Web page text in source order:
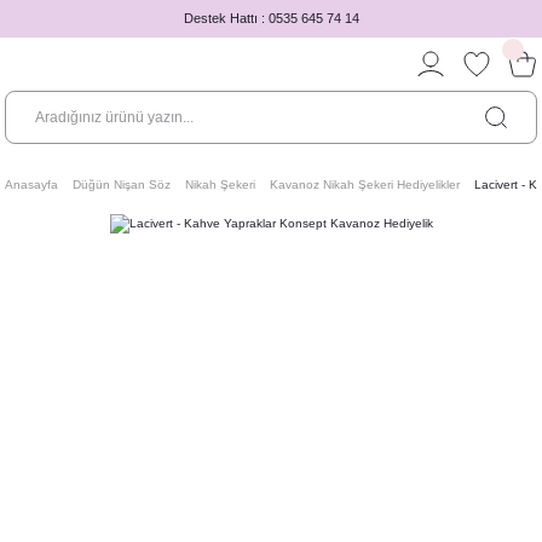
Destek Hattı : 0535 645 74 14
Anasayfa Düğün Nişan Söz Nikah Şekeri Kavanoz Nikah Şekeri Hediyelikler Lacivert -